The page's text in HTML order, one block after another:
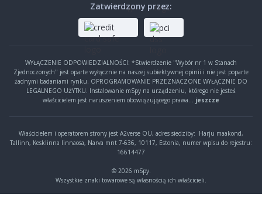
Zatwierdzony przez:
WYŁĄCZENIE ODPOWIEDZIALNOŚCI: *Stwierdzenie "Wybór nr 1 w Stanach
Zjednoczonych" jest oparte wyłącznie na naszej subiektywnej opinii i nie jest poparte
żadnymi badaniami rynku. OPROGRAMOWANIE PRZEZNACZONE WYŁĄCZNIE DO
LEGALNEGO UŻYTKU. Instalowanie mSpy na urządzeniu, którego nie jesteś
właścicielem jest naruszeniem obowiązującego prawa... jeszcze
Właścicielem i operatorem strony jest A2verse OÜ, adres siedziby: Harju maakond,
Tallinn, Kesklinna linnaosa, Narva mnt 7-636, 10117, Estonia, numer wpisu do rejestru:
16614477
© 2026 mSpy.
Wszystkie znaki towarowe są własnością ich właścicieli.